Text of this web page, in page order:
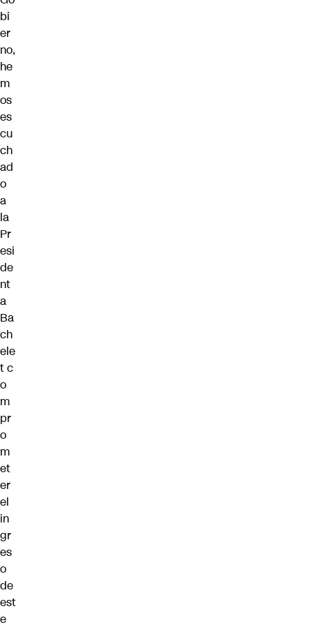
bi
er
no,
he
m
os
es
cu
ch
ad
o
a
la
Pr
esi
de
nt
a
Ba
ch
ele
t c
o
m
pr
o
m
et
er
el
in
gr
es
o
de
est
e